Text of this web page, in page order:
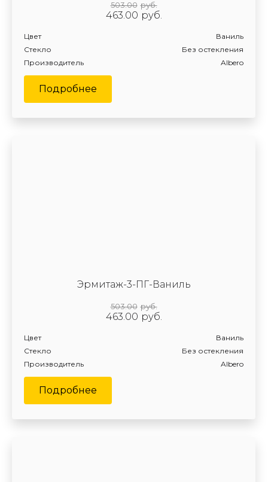
руб.
503.00
руб.
463.00
Цвет Ваниль
Производитель Albero
Стекло Без остекления
Подробнее
Эрмитаж-3-ПГ-Ваниль
руб.
503.00
руб.
463.00
Цвет Ваниль
Производитель Albero
Стекло Без остекления
Подробнее